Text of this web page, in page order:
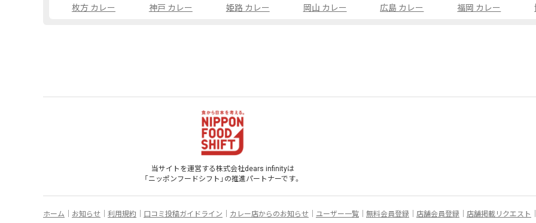
枚方 カレー
神戸 カレー 姫路 カレー 岡山 カレー 広島 カレー 福岡 カレー
当サイトを運営する株式会社dears infinityは
「ニッポンフードシフト」 の推進パートナーです。
ホーム お知らせ 利用規約 口コミ投稿ガイドライン カレー店からのお知らせ ユーザー一覧 無料会員登録 店舗会員登録 店舗掲載リクエスト